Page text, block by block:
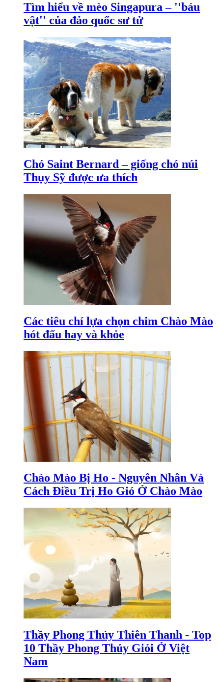
Tìm hiểu về mèo Singapura – ''báu
vật'' của đảo quốc sư tử
Chó Saint Bernard – giống chó núi
Thụy Sỹ được ưa thích
Các tiêu chí lựa chọn chim Chào Mào
hót đấu hay và khỏe
Chào Mào Bị Ho - Nguyên Nhân Và
Cách Điều Trị Ho Gió Ở Chào Mào
Thầy Phong Thủy Thiên Thanh - Top
10 Thầy Phong Thủy Giỏi Ở Việt
Nam